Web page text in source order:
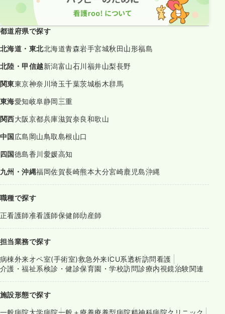
都道府県で探す
北海道・東北北海道青森岩手宮城秋田山形福島
北陸・甲信越新潟富山石川福井山梨長野
関東東京神奈川埼玉千葉茨城栃木群馬
東海愛知岐阜静岡三重
関西大阪京都兵庫滋賀奈良和歌山
中国広島岡山鳥取島根山口
四国徳島香川愛媛高知
九州・沖縄福岡佐賀長崎熊本大分宮崎鹿児島沖縄
職種で探す
正看護師准看護師保健師助産師
担当業務で探す
病棟外来オペ室(手術室)救急外来ICU系透析訪問看護
介護・福祉系検診・健診保育園・学校訪問診療内視鏡治験関連
施設形態で探す